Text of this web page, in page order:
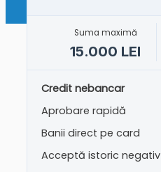
Suma maximă
15.000 LEI
Credit nebancar
Aprobare rapidă
Banii direct pe card
Acceptă istoric negativ